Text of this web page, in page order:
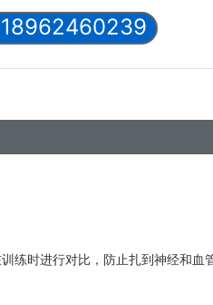
18962460239
练时进行对比，防止扎到神经和血